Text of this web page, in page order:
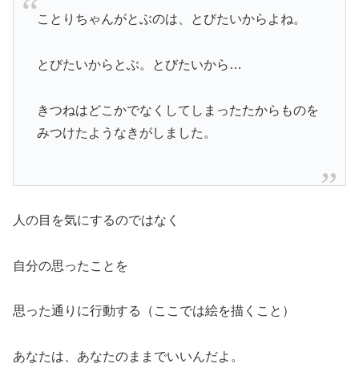
ことりちゃんがとぶのは、とびたいからよね。
とびたいからとぶ。とびたいから…
きつねはどこかでなくしてしまったたからものを
みつけたようなきがしました。
人の目を気にするのではなく
自分の思ったことを
思った通りに行動する（ここでは絵を描くこと）
あなたは、あなたのままでいいんだよ。